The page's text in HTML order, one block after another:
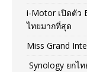
i-Motor เปิดตัว
ไทยมากที่สุด
Miss Grand
Synology ยกไ